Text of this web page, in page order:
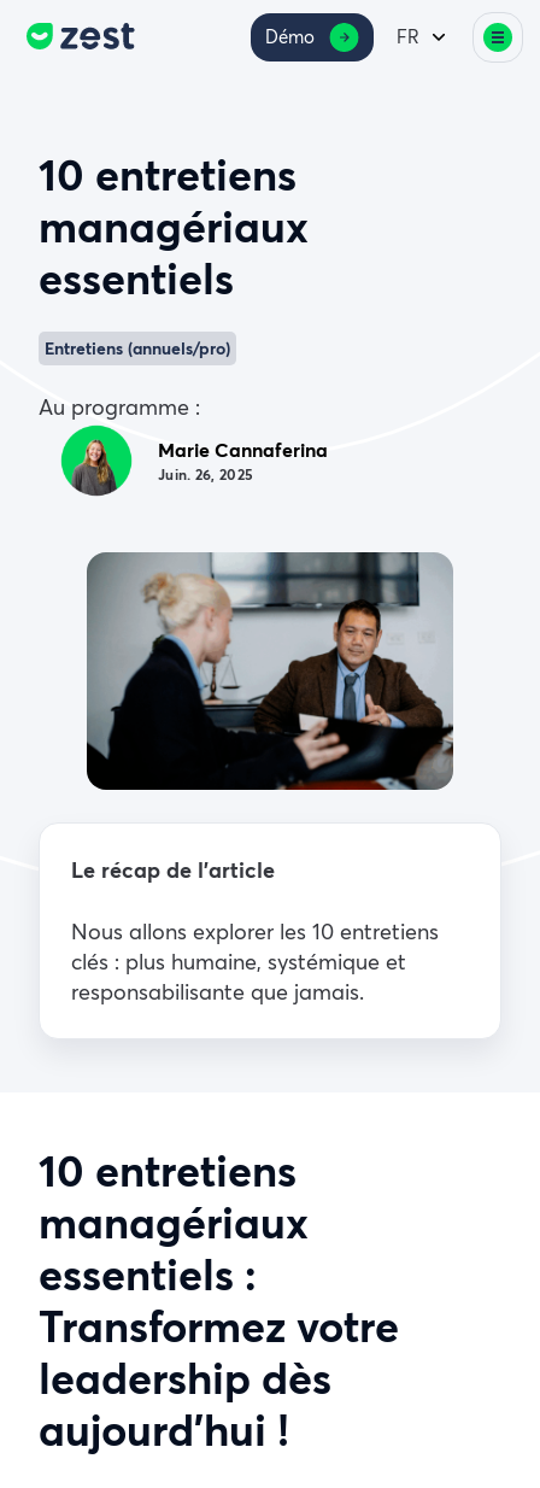
Démo FR
10 entretiens
managériaux
essentiels
Entretiens (annuels/pro)
Au programme :
Marie Cannaferina
Juin. 26, 2025
Le récap de l’article
Nous allons explorer les 10 entretiens
clés : plus humaine, systémique et
responsabilisante que jamais.
10 entretiens
managériaux
essentiels :
Transformez votre
leadership dès
aujourd’hui !